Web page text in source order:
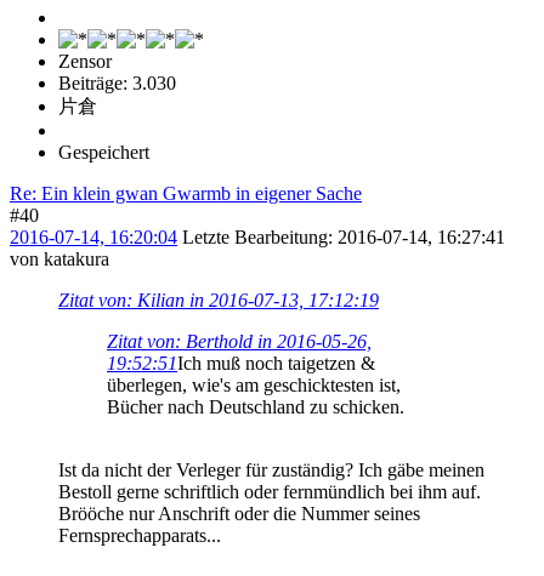
Zensor
Beiträge: 3.030
片倉
Gespeichert
Re: Ein klein gwan Gwarmb in eigener Sache
#40
2016-07-14, 16:20:04 Letzte Bearbeitung: 2016-07-14, 16:27:41
von katakura
Zitat von: Kilian in 2016-07-13, 17:12:19
Zitat von: Berthold in 2016-05-26,
19:52:51Ich muß noch taigetzen &
überlegen, wie's am geschicktesten ist,
Bücher nach Deutschland zu schicken.
Ist da nicht der Verleger für zuständig? Ich gäbe meinen
Bestoll gerne schriftlich oder fernmündlich bei ihm auf.
Brööche nur Anschrift oder die Nummer seines
Fernsprechapparats...